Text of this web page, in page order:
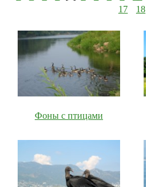
17
18
Фоны с птицами